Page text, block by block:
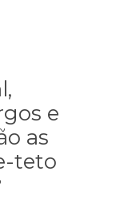
e
as
teto